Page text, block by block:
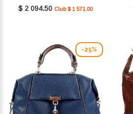
$ 2 094.50 Club $ 1 571.00
-25%